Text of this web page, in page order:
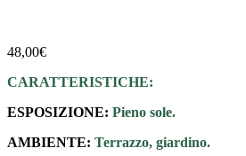
48,00€
CARATTERISTICHE:
ESPOSIZIONE: Pieno sole.
AMBIENTE: Terrazzo, giardino.